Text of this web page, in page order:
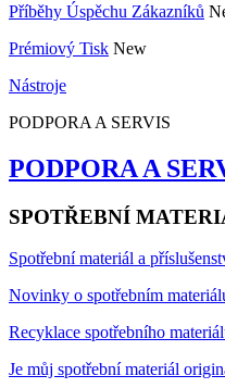
Příběhy Úspěchu Zákazníků
Prémiový Tisk New
Nástroje
PODPORA A SERVIS
PODPORA A
SPOTŘEBNÍ
Spotřební materiál a
Novinky o spotřebním
Recyklace spotřebního
Je můj spotřební materiál